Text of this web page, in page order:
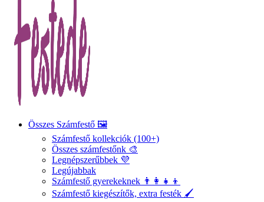
Összes Számfestő 🖼️
Számfestő kollekciók (100+)
Összes számfestőnk 🎨
Legnépszerűbbek 💜
Legújabbak
Számfestő gyerekeknek 👨‍👩‍👧‍👦
Számfestő kiegészítők, extra festék 🖌️